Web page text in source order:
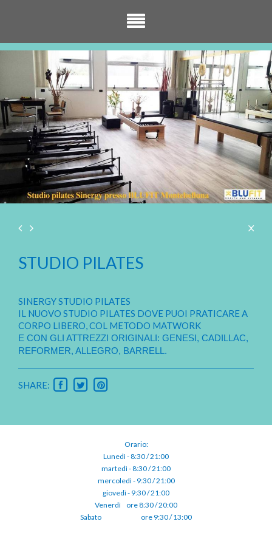
STUDIO PILATES
SINERGY STUDIO PILATES
IL NUOVO STUDIO PILATES DOVE PUOI PRATICARE A
CORPO LIBERO, COL METODO MATWORK
E CON GLI ATTREZZI ORIGINALI: GENESI, CADILLAC,
REFORMER, ALLEGRO, BARRELL.
SHARE:
Orario:
Lunedì - 8:30 / 21:00
martedì - 8:30 / 21:00
mercoledì - 9:30 / 21:00
giovedì - 9:30 / 21:00
Venerdì⠀ore 8:30 / 20:00
Sabato ⠀⠀⠀⠀⠀⠀⠀ore 9:30 / 13:00